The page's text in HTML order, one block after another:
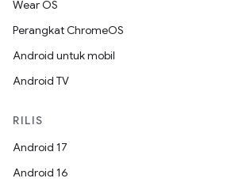
Wear OS
Perangkat ChromeOS
Android untuk mobil
Android TV
RILIS
Android 17
Android 16